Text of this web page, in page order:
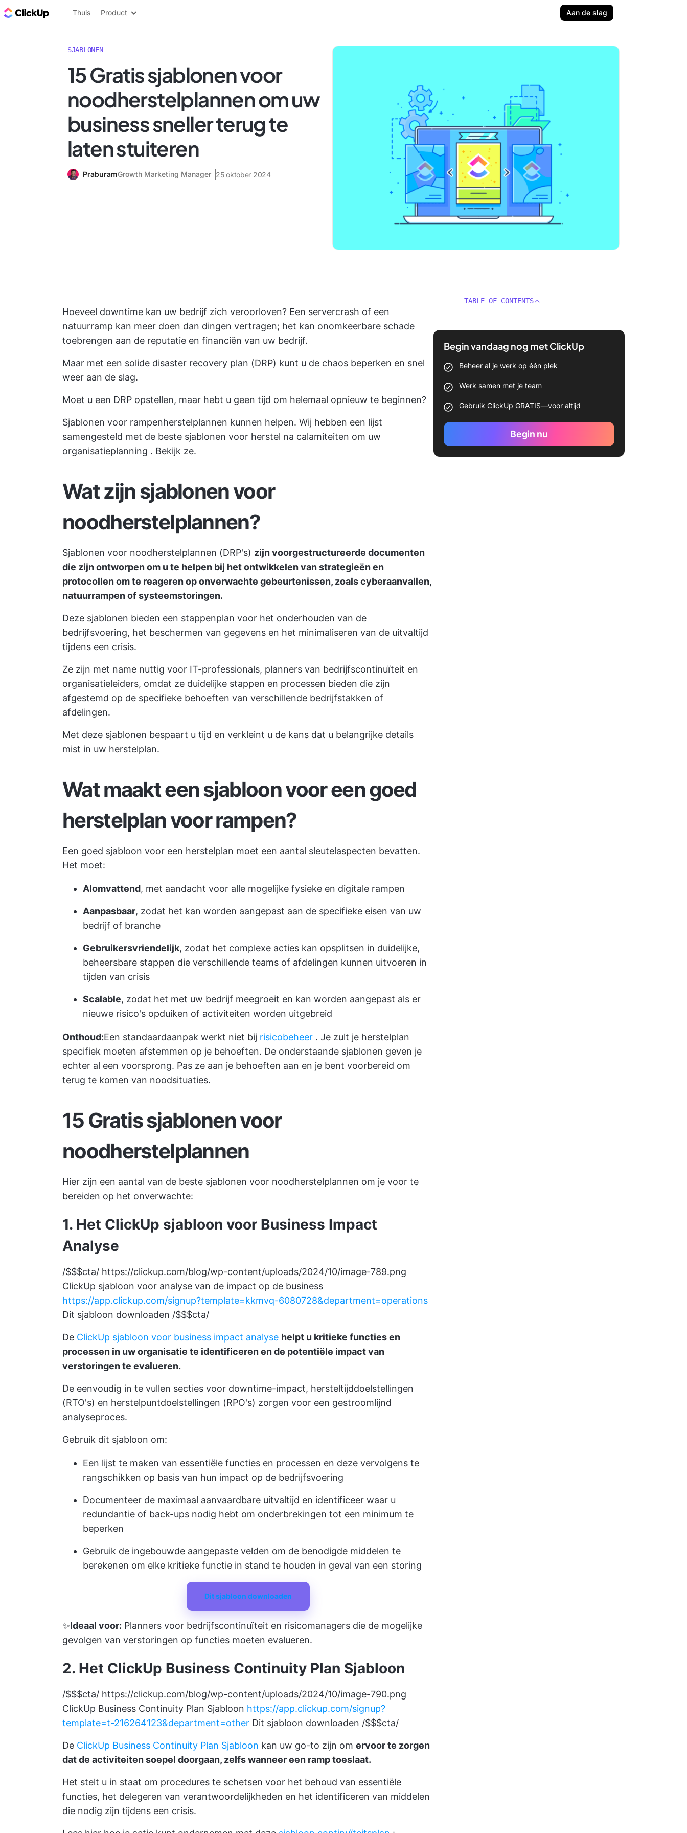
ClickUp Blog
Thuis Product Aan de slag
SJABLONEN
15 Gratis sjablonen voor
noodherstelplannen om uw
business sneller terug te
laten stuiteren
PraburamGrowth Marketing Manager 25 oktober 2024
Hoeveel downtime kan uw bedrijf zich veroorloven? Een servercrash of een
natuurramp kan meer doen dan dingen vertragen; het kan onomkeerbare schade
toebrengen aan de reputatie en financiën van uw bedrijf.
Maar met een solide disaster recovery plan (DRP) kunt u de chaos beperken en snel
weer aan de slag.
Moet u een DRP opstellen, maar hebt u geen tijd om helemaal opnieuw te beginnen?
Sjablonen voor rampenherstelplannen kunnen helpen. Wij hebben een lijst
samengesteld met de beste sjablonen voor herstel na calamiteiten om uw
organisatieplanning . Bekijk ze.
Wat zijn sjablonen voor
noodherstelplannen?
Sjablonen voor noodherstelplannen (DRP's) zijn voorgestructureerde documenten
die zijn ontworpen om u te helpen bij het ontwikkelen van strategieën en
protocollen om te reageren op onverwachte gebeurtenissen, zoals cyberaanvallen,
natuurrampen of systeemstoringen.
Deze sjablonen bieden een stappenplan voor het onderhouden van de
bedrijfsvoering, het beschermen van gegevens en het minimaliseren van de uitvaltijd
tijdens een crisis.
Ze zijn met name nuttig voor IT-professionals, planners van bedrijfscontinuïteit en
organisatieleiders, omdat ze duidelijke stappen en processen bieden die zijn
afgestemd op de specifieke behoeften van verschillende bedrijfstakken of
afdelingen.
Met deze sjablonen bespaart u tijd en verkleint u de kans dat u belangrijke details
mist in uw herstelplan.
Wat maakt een sjabloon voor een goed
herstelplan voor rampen?
Een goed sjabloon voor een herstelplan moet een aantal sleutelaspecten bevatten.
Het moet:
Alomvattend, met aandacht voor alle mogelijke fysieke en digitale rampen
Aanpasbaar, zodat het kan worden aangepast aan de specifieke eisen van uw
bedrijf of branche
Gebruikersvriendelijk, zodat het complexe acties kan opsplitsen in duidelijke,
beheersbare stappen die verschillende teams of afdelingen kunnen uitvoeren in
tijden van crisis
Scalable, zodat het met uw bedrijf meegroeit en kan worden aangepast als er
nieuwe risico's opduiken of activiteiten worden uitgebreid
Onthoud:Een standaardaanpak werkt niet bij risicobeheer . Je zult je herstelplan
specifiek moeten afstemmen op je behoeften. De onderstaande sjablonen geven je
echter al een voorsprong. Pas ze aan je behoeften aan en je bent voorbereid om
terug te komen van noodsituaties.
15 Gratis sjablonen voor
noodherstelplannen
Hier zijn een aantal van de beste sjablonen voor noodherstelplannen om je voor te
bereiden op het onverwachte:
1. Het ClickUp sjabloon voor Business Impact
Analyse
/$$$cta/ https://clickup.com/blog/wp-content/uploads/2024/10/image-789.png
ClickUp sjabloon voor analyse van de impact op de business
https://app.clickup.com/signup?template=kkmvq-6080728&department=operations
Dit sjabloon downloaden /$$$cta/
De ClickUp sjabloon voor business impact analyse helpt u kritieke functies en
processen in uw organisatie te identificeren en de potentiële impact van
verstoringen te evalueren.
De eenvoudig in te vullen secties voor downtime-impact, hersteltijddoelstellingen
(RTO's) en herstelpuntdoelstellingen (RPO's) zorgen voor een gestroomlijnd
analyseproces.
Gebruik dit sjabloon om:
Een lijst te maken van essentiële functies en processen en deze vervolgens te
rangschikken op basis van hun impact op de bedrijfsvoering
Documenteer de maximaal aanvaardbare uitvaltijd en identificeer waar u
redundantie of back-ups nodig hebt om onderbrekingen tot een minimum te
beperken
Gebruik de ingebouwde aangepaste velden om de benodigde middelen te
berekenen om elke kritieke functie in stand te houden in geval van een storing
Dit sjabloon downloaden
✨Ideaal voor: Planners voor bedrijfscontinuïteit en risicomanagers die de mogelijke
gevolgen van verstoringen op functies moeten evalueren.
2. Het ClickUp Business Continuity Plan Sjabloon
/$$$cta/ https://clickup.com/blog/wp-content/uploads/2024/10/image-790.png
ClickUp Business Continuity Plan Sjabloon https://app.clickup.com/signup?
template=t-216264123&department=other Dit sjabloon downloaden /$$$cta/
De ClickUp Business Continuity Plan Sjabloon kan uw go-to zijn om ervoor te zorgen
dat de activiteiten soepel doorgaan, zelfs wanneer een ramp toeslaat.
Het stelt u in staat om procedures te schetsen voor het behoud van essentiële
functies, het delegeren van verantwoordelijkheden en het identificeren van middelen
die nodig zijn tijdens een crisis.
TABLE OF CONTENTS
Begin vandaag nog met ClickUp
Beheer al je werk op één plek
Werk samen met je team
Gebruik ClickUp GRATIS—voor altijd
Begin nu